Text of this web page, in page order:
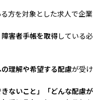
方を対象とした求人で企業
障害者手帳を取得している必
理解や希望する配慮が受け
きないこと」「どんな配慮が